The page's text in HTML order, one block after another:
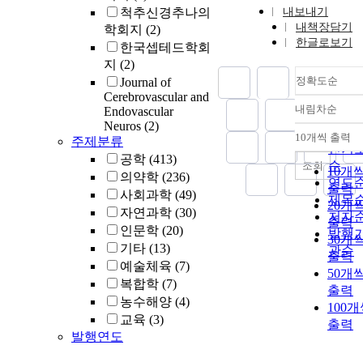
척추신경추나의
학회지 (2)
한국셉테드학회
지 (2)
Journal of
Cerebrovascular and
Endovascular
Neuros (2)
주제분류
공학 (413)
의약학 (236)
사회과학 (49)
자연과학 (30)
인문학 (20)
기타 (13)
예술체육 (7)
복합학 (7)
농수해양 (4)
교육 (3)
발행연도
내보내기
내책장담기
한글로보기
정확도순
정확
순
인기
순
연도
제목
저자
발행
관순
내림차순
내림
10개씩 출력
10개
출력
20개
출력
30개
출력
50개
출력
100개
출력
조회